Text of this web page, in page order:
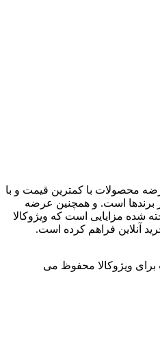
محصولات با کمترین قیمت و با
برندها است. و همچنین عرضه
شده مزایایی است که ویژوکالا
آنلاین فراهم کرده است.
ویژوکالا محفوظ می